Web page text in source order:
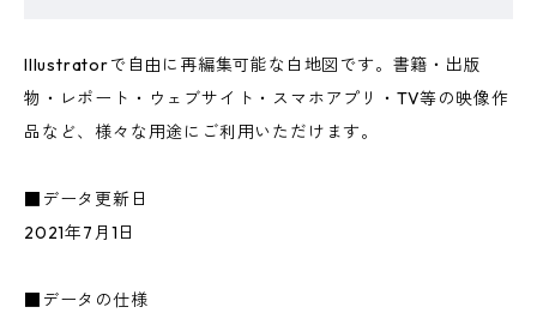
Illustratorで自由に再編集可能な白地図です。書籍・出版
物・レポート・ウェブサイト・スマホアプリ・TV等の映像作
品など、様々な用途にご利用いただけます。
■データ更新日
2021年7月1日
■データの仕様